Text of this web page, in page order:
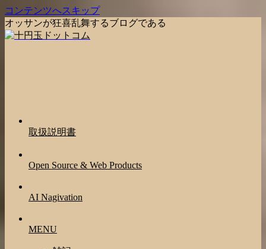
コンテンツへスキップ
オッサンが狂喜乱舞するブログである
取扱説明書
Open Source & Web Products
AI Nagivation
MENU